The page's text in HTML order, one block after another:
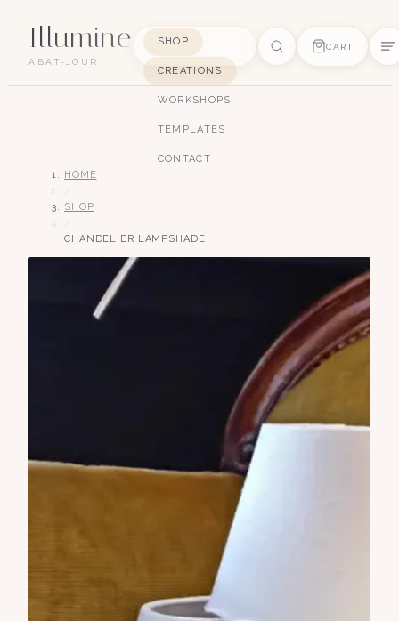
Illumine
ABAT-JOUR
SHOP
CREATIONS
WORKSHOPS
TEMPLATES
CONTACT
CART
HOME
SHOP
CHANDELIER LAMPSHADE